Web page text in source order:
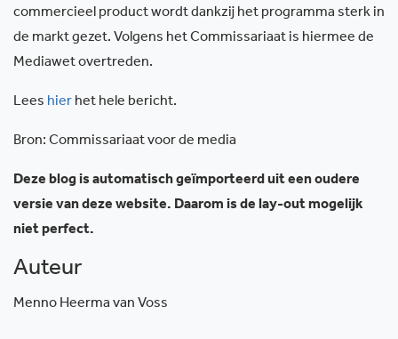
commercieel product wordt dankzij het programma sterk in
de markt gezet. Volgens het Commissariaat is hiermee de
Mediawet overtreden.
Lees hier het hele bericht.
Bron: Commissariaat voor de media
Deze blog is automatisch geïmporteerd uit een oudere
versie van deze website. Daarom is de lay-out mogelijk
niet perfect.
Auteur
Menno Heerma van Voss